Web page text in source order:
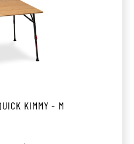
KIMMY - M